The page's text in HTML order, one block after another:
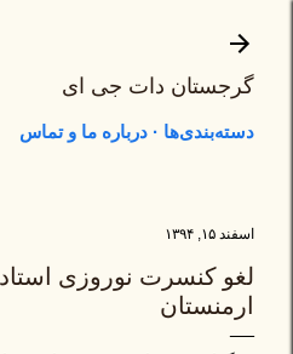
گرجستان دات جی ای
دسته‌بندی‌ها درباره ما و تماس
اسفند ۱۵, ۱۳۹۴
لغو کنسرت نوروزی
ارمنستان